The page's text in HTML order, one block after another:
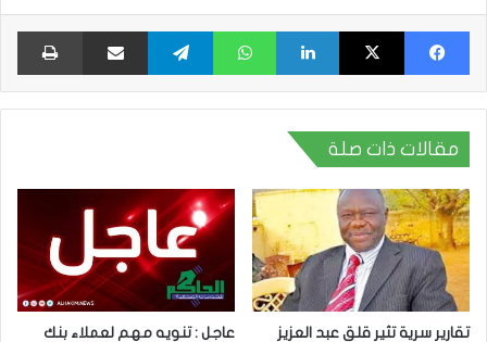
فيسبوك X لينكدإن واتساب تيلقرام مشاركة عبر البريد
مقالات ذات صلة
تقارير سرية تثير قلق عبد العزيز
عاجل : تنويه مهم لعملاء بنك